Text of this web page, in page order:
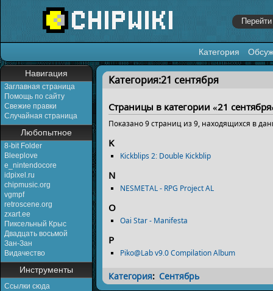
Категория
Навигация
Заглавная страница
Помощь по сайту
Свежие правки
Случайная страница
Любопытное
8-bit Folder
Bleeplove
e_nintendocore
idpixel.ru
chipmusic.org
vgmpf
retroscene.org
zxart.ee
Пиксельный Крыс
Двадцать восьмой
Зан-Зан
Видачество
Инструменты
Ссылки сюда
Перейти к:навигация,поиск
Категория:21 сентября
Страницы в категории «21
Показано 9 страниц из 9, находящихся в
K
Kickblips 2: Double Kickblip
N
NESMETAL - RPG Project AL
O
Oai Star - Manifesta
P
Piko@Lab v9.0 Compilation Album
Категория: Сентябрь